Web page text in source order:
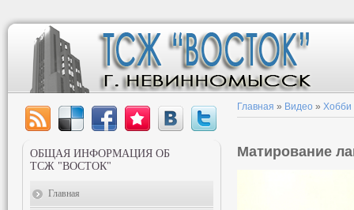
Главная » Видео » Хобби
Матирование
ОБЩАЯ ИНФОРМАЦИЯ ОБ
ТСЖ "ВОСТОК"
Главная